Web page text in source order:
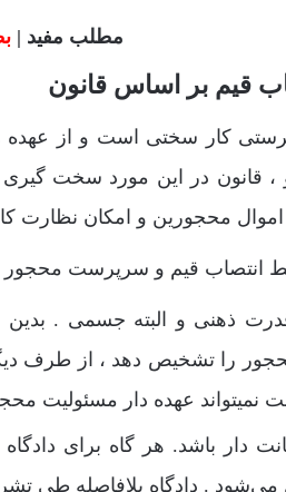
مطلب مفید |
قیم بر اساس قانون
کار سختی است و از عهده
، قانون در این مورد سخت
اموال محجورین و امکان نظارت
انتصاب قیم و سرپرست محجور
ذهنی و البته جسمی . بدین
را تشخیص دهد ، از طرف
نمیتواند عهده دار مسئولیت
دار باشد. هر گاه برای
. دادگاه بلافاصله طی